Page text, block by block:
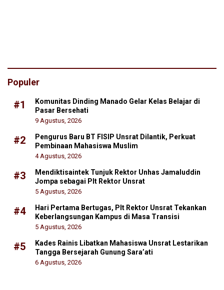
Populer
#1
Komunitas Dinding Manado Gelar Kelas Belajar di
Pasar Bersehati
9 Agustus, 2026
#2
Pengurus Baru BT FISIP Unsrat Dilantik, Perkuat
Pembinaan Mahasiswa Muslim
4 Agustus, 2026
#3
Mendiktisaintek Tunjuk Rektor Unhas Jamaluddin
Jompa sebagai Plt Rektor Unsrat
5 Agustus, 2026
#4
Hari Pertama Bertugas, Plt Rektor Unsrat Tekankan
Keberlangsungan Kampus di Masa Transisi
5 Agustus, 2026
#5
Kades Rainis Libatkan Mahasiswa Unsrat Lestarikan
Tangga Bersejarah Gunung Sara’ati
6 Agustus, 2026